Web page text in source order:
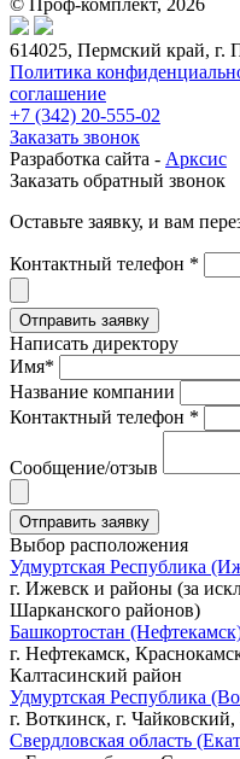
© Проф-комплект, 2026
614025, Пермский край, г.
Политика
соглашение
+7 (342) 20-555-02
Заказать звонок
Разработка сайта - Арксис
Заказать обратный звонок
Оставьте заявку, и вам
Контактный телефон *
Написать директору
Имя*
Название компании
Контактный телефон *
Сообщение/отзыв
Выбор расположения
Удмуртская Республика
г. Ижевск и районы (за
Шарканского районов)
Башкортостан
г. Нефтекамск,
Калтасинский район
Удмуртская Республика
г. Воткинск, г.
Свердловская область